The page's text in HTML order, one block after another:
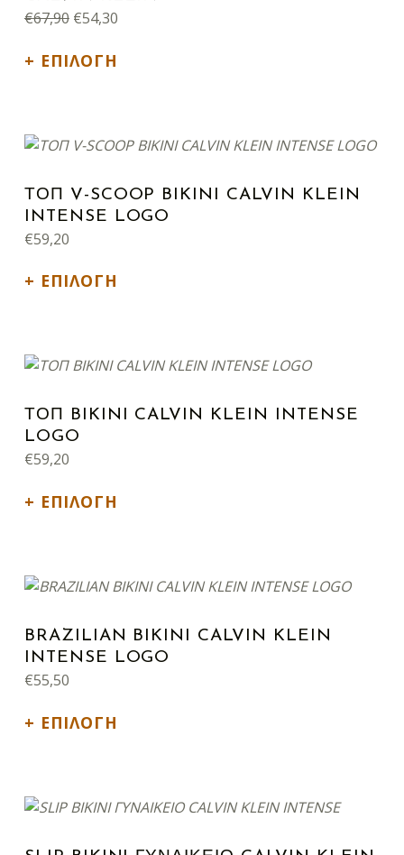
€67,90 Original price was: €67,90.
€54,30Η τρέχουσα τιμή είναι: €54,30.
ΕΠΙΛΟΓΉ
ΤΟΠ V-SCOOP BIKINI CALVIN KLEIN
INTENSE LOGO
€59,20
ΕΠΙΛΟΓΉ
Αυτό το προϊόν έχει πολλαπλές παραλλαγές. Οι επιλογές μπορούν να επιλεγούν στη σελίδα του προϊόντος
ΤΟΠ BIKINI CALVIN KLEIN INTENSE
LOGO
€59,20
ΕΠΙΛΟΓΉ
Αυτό το προϊόν έχει πολλαπλές παραλλαγές. Οι επιλογές μπορούν να επιλεγούν στη σελίδα του προϊόντος
BRAZILIAN BIKINI CALVIN KLEIN
INTENSE LOGO
€55,50
ΕΠΙΛΟΓΉ
Αυτό το προϊόν έχει πολλαπλές παραλλαγές. Οι επιλογές μπορούν να επιλεγούν στη σελίδα του προϊόντος
Αυτό το προϊόν έχει πολλαπλές παραλλαγές. Οι επιλογές μπορούν να επιλεγούν στη σελίδα του προϊόντος